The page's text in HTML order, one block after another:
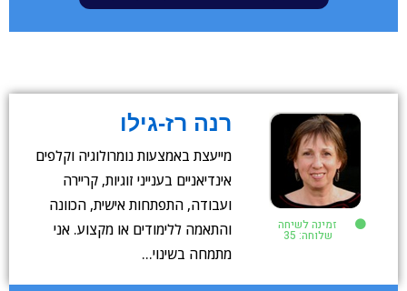
זמינה לשיחה
שלוחה: 35
רנה רז-גילו
מייעצת באמצעות נומרולוגיה וקלפים
אינדיאניים בענייני זוגיות, קריירה
ועבודה, התפתחות אישית, הכוונה
והתאמה ללימודים או מקצוע. אני
מתמחה בשינוי…